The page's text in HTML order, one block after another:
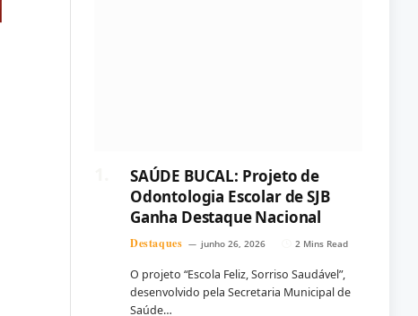
SAÚDE BUCAL: Projeto de
Odontologia Escolar de SJB
Ganha Destaque Nacional
Destaques junho 26, 2026 2 Mins Read
O projeto “Escola Feliz, Sorriso Saudável”,
desenvolvido pela Secretaria Municipal de
Saúde…